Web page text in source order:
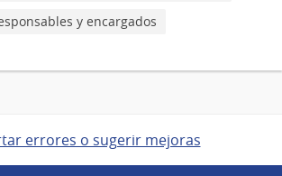
y encargados
errores o sugerir mejoras